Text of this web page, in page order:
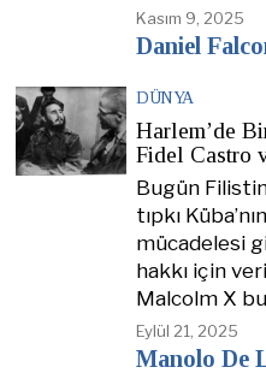
Kasım 9, 2025
Daniel
DÜNYA
Harlem’de
Fidel Castro
Bugün
tıpkı
mücadelesi
hakkı için
Malcolm X
Eylül 21, 2025
Manolo De